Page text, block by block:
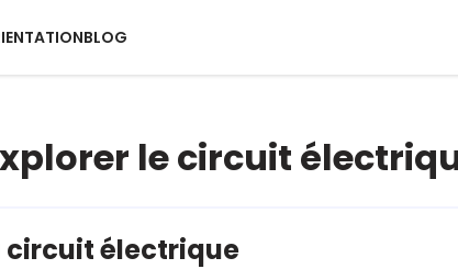
BLOG
le circuit
circuit électrique